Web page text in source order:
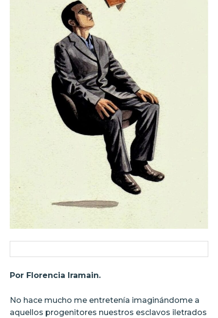
Por Florencia Iramain.
No hace mucho me entretenía imaginándome a
aquellos progenitores nuestros esclavos iletrados